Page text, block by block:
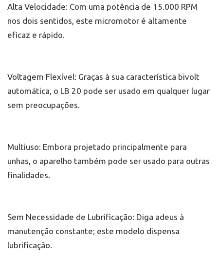
Alta Velocidade: Com uma potência de 15.000 RPM
nos dois sentidos, este micromotor é altamente
eficaz e rápido.
Voltagem Flexível: Graças à sua característica bivolt
automática, o LB 20 pode ser usado em qualquer lugar
sem preocupações.
Multiuso: Embora projetado principalmente para
unhas, o aparelho também pode ser usado para outras
finalidades.
Sem Necessidade de Lubrificação: Diga adeus à
manutenção constante; este modelo dispensa
lubrificação.